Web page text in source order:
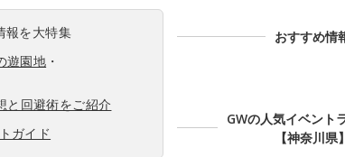
報を大特集
遊園地 ・
と回避術をご紹介
ガイド
おすすめ情
GWの人気イベント
【神奈川県】